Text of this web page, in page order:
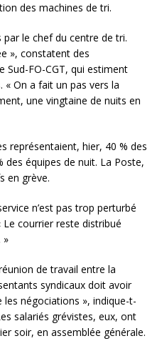
des machines de tri.
le chef du centre de tri.
», constatent des
Sud-FO-CGT, qui estiment
On a fait un pas vers la
une vingtaine de nuits en
représentaient, hier, 40 % des
des équipes de nuit. La Poste,
en grève.
n’est pas trop perturbé
courrier reste distribué
»
de travail entre la
syndicaux doit avoir
négociations », indique-t-
salariés grévistes, eux, ont
soir, en assemblée générale.